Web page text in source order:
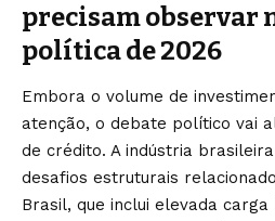
precisam observar
política de 2026
Embora o volume de
atenção, o debate político vai
de crédito. A indústria
desafios estruturais
Brasil, que inclui elevada